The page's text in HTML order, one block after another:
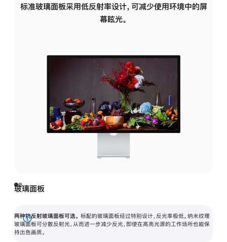
标准玻璃面板采用低反射率设计，可减少使用环境中的屏
幕眩光。
玻璃面板
两种抗反射玻璃面板可选。 标配的玻璃面板经过特别设计，反光率极低。纳米纹理
玻璃面板可分散反射光，从而进一步减少反光，即使在高亮光源的工作场所也能保
持出色画质。
展
开